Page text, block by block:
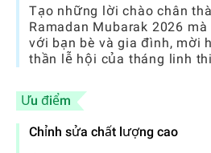
Tạo những lời chào chân
Ramadan Mubarak 2026
với bạn bè và gia đình, mời
thần lễ hội của tháng linh
Ưu điểm
Chỉnh sửa chất lượng cao